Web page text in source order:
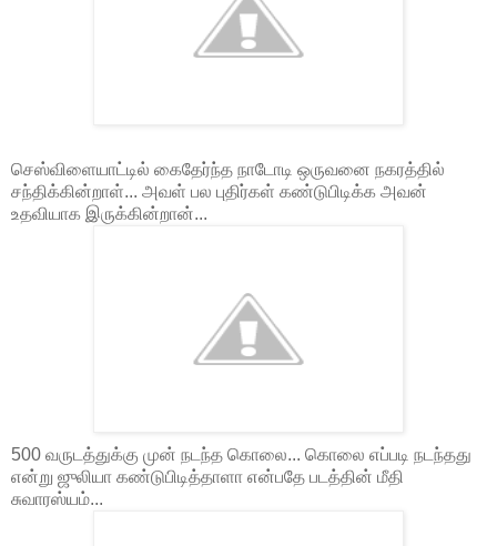
செஸ்விளையாட்டில் கைதேர்ந்த நாடோடி ஒருவனை நகரத்தில்
சந்திக்கின்றாள்... அவள் பல புதிர்கள் கண்டுபிடிக்க அவன்
உதவியாக இருக்கின்றான்...
500 வருடத்துக்கு முன் நடந்த கொலை... கொலை எப்படி நடந்தது
என்று ஜுலியா கண்டுபிடித்தாளா என்பதே படத்தின் மீதி
சுவாரஸ்யம்...